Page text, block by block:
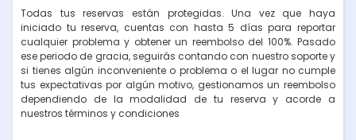
Todas tus reservas están protegidas. Una vez que haya
iniciado tu reserva, cuentas con hasta 5 días para reportar
cualquier problema y obtener un reembolso del 100%. Pasado
ese periodo de gracia, seguirás contando con nuestro soporte y
si tienes algún inconveniente o problema o el lugar no cumple
tus expectativas por algún motivo, gestionamos un reembolso
dependiendo de la modalidad de tu reserva y acorde a
nuestros términos y condiciones